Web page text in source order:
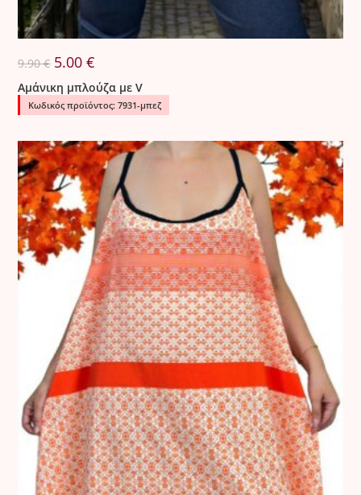
9.90€ Original
price
was:
9.90 €.
5.00€
τιμή
είναι:
5.00 €.
Αμάνικη μπλούζα με V
Κωδικός προϊόντος: 7931-μπεζ